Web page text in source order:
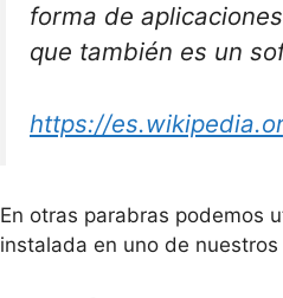
forma de
que también es un
https://
En otras parabras podemos
instalada en uno de